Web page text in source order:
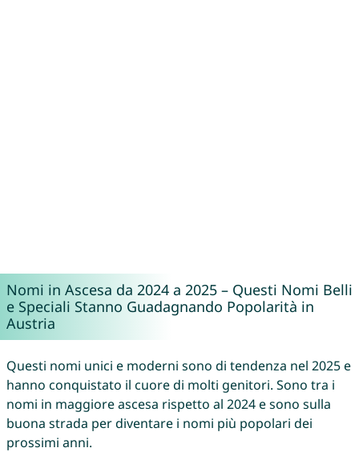
Nomi in Ascesa da 2024 a 2025 – Questi Nomi Belli
e Speciali Stanno Guadagnando Popolarità in
Austria
Questi nomi unici e moderni sono di tendenza nel 2025 e
hanno conquistato il cuore di molti genitori. Sono tra i
nomi in maggiore ascesa rispetto al 2024 e sono sulla
buona strada per diventare i nomi più popolari dei
prossimi anni.